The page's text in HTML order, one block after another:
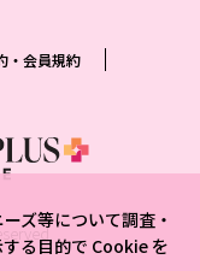
ズ等について調査・
る目的で Cookie を
・会員規約